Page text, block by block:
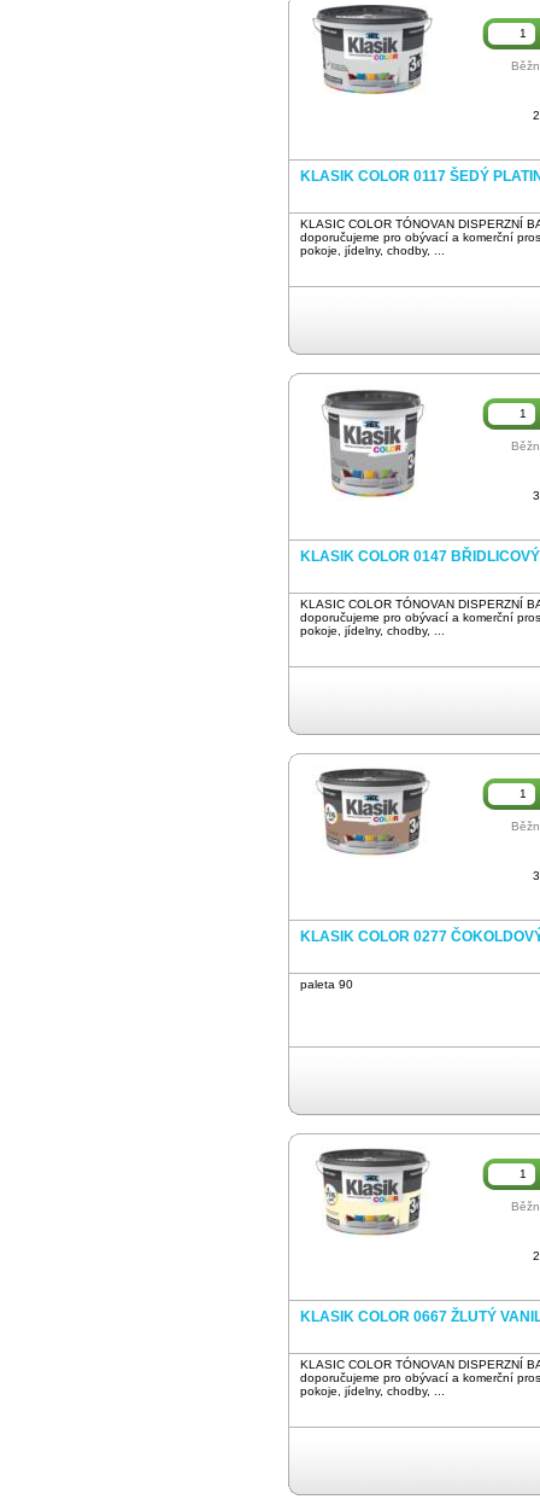
KLASIK COLOR 0117 ŠEDÝ
KLASIC COLOR TÓNOVAN DISPERZNÍ
doporučujeme pro obývací a komerční
pokoje, jídelny, chodby, ...
KLASIK COLOR 0147
KLASIC COLOR TÓNOVAN DISPERZNÍ
doporučujeme pro obývací a komerční
pokoje, jídelny, chodby, ...
KLASIK COLOR 0277
paleta 90
KLASIK COLOR 0667 ŽLUTÝ
KLASIC COLOR TÓNOVAN DISPERZNÍ
doporučujeme pro obývací a komerční
pokoje, jídelny, chodby, ...